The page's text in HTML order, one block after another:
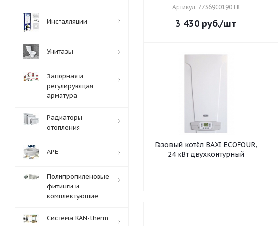
Артикул: 7736900190TR
3 430 руб./шт
Газовый котёл BAXI ECOFOUR,
24 кВт двухконтурный
Инсталляции
Унитазы
Запорная и
регулирующая
арматура
Радиаторы
отопления
APE
Полипропиленовые
фитинги и
комплектующие
Система KAN-therm